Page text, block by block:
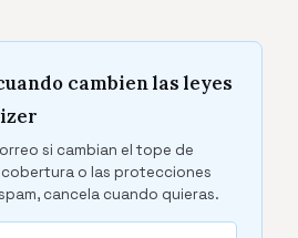
cambien las leyes
si cambian el tope de
cobertura o las protecciones
cancela cuando quieras.